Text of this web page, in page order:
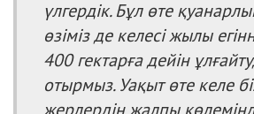
үлгердік. Бұл өте
өзіміз де келесі жылы
400 гектарға дейін
отырмыз. Уақыт өте келе